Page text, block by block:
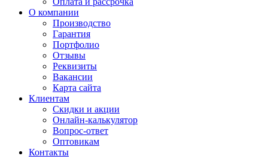
О компании
Производство
Гарантия
Портфолио
Отзывы
Реквизиты
Вакансии
Карта сайта
Клиентам
Скидки и акции
Онлайн-калькулятор
Вопрос-ответ
Оптовикам
Контакты